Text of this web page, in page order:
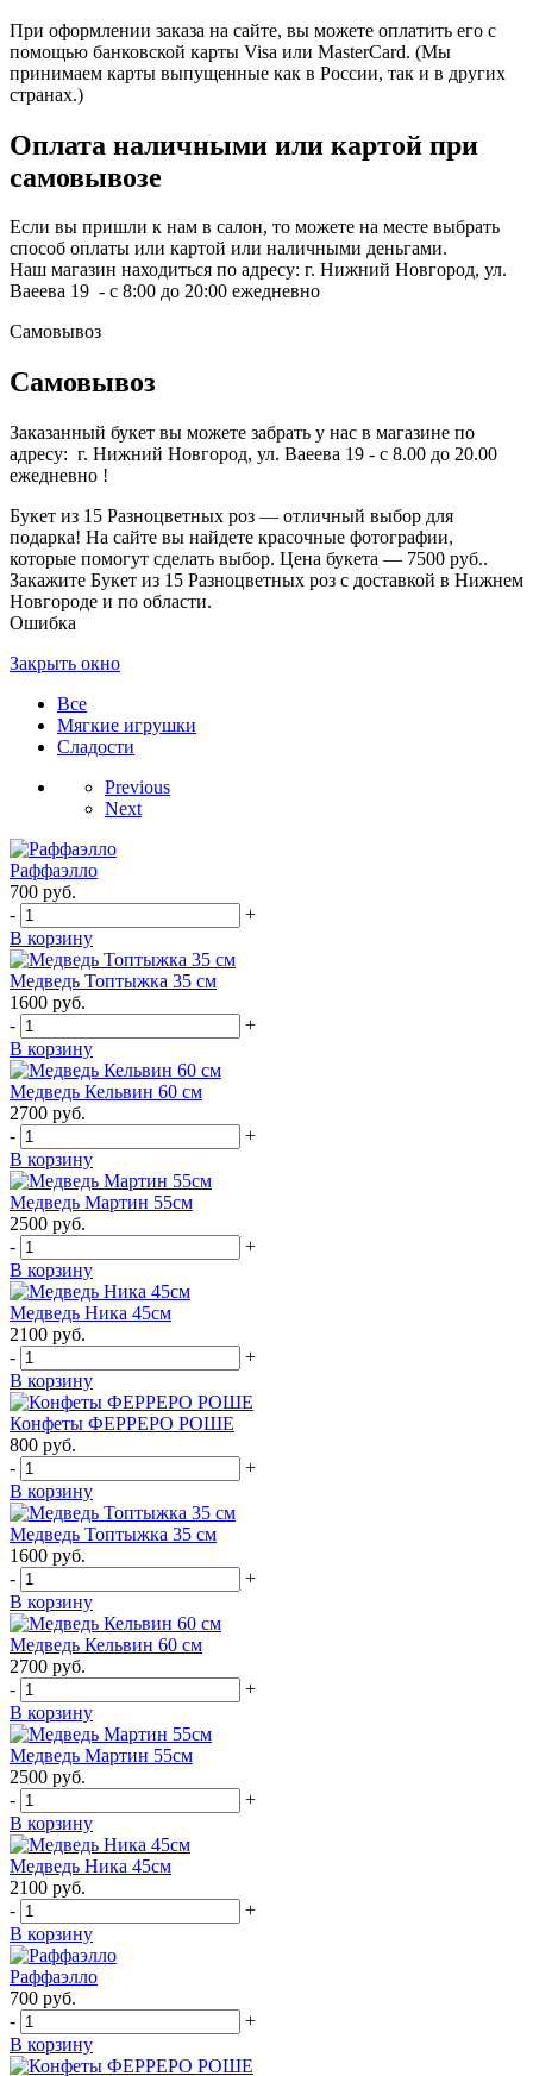
При оформлении заказа на сайте, вы можете оплатить его с
помощью банковской карты Visa или MasterCard. (Мы
принимаем карты выпущенные как в России, так и в других
странах.)
Оплата наличными или картой при
самовывозе
Если вы пришли к нам в салон, то можете на месте выбрать
способ оплаты или картой или наличными деньгами.
Наш магазин находиться по адресу: г. Нижний Новгород, ул.
Ваеева 19 - с 8:00 до 20:00 ежедневно
Самовывоз
Самовывоз
Заказанный букет вы можете забрать у нас в магазине по
адресу: г. Нижний Новгород, ул. Ваеева 19 - с 8.00 до 20.00
ежедневно !
Букет из 15 Разноцветных роз — отличный выбор для
подарка! На сайте вы найдете красочные фотографии,
которые помогут сделать выбор. Цена букета — 7500 руб..
Закажите Букет из 15 Разноцветных роз с доставкой в Нижнем
Новгороде и по области.
Ошибка
Закрыть окно
Все
Мягкие игрушки
Сладости
Previous
Next
Раффаэлло
700 руб.
-
+
В корзину
Медведь Топтыжка 35 см
1600 руб.
-
+
В корзину
Медведь Кельвин 60 см
2700 руб.
-
+
В корзину
Медведь Мартин 55см
2500 руб.
-
+
В корзину
Медведь Ника 45см
2100 руб.
-
+
В корзину
Конфеты ФЕРРЕРО РОШЕ
800 руб.
-
+
В корзину
Медведь Топтыжка 35 см
1600 руб.
-
+
В корзину
Медведь Кельвин 60 см
2700 руб.
-
+
В корзину
Медведь Мартин 55см
2500 руб.
-
+
В корзину
Медведь Ника 45см
2100 руб.
-
+
В корзину
Раффаэлло
700 руб.
-
+
В корзину